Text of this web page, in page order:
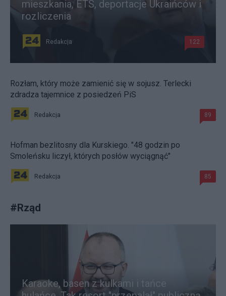
mieszkania, ETS, deportacje Ukraińców i
rozliczenia
Redakcja 122
Rozłam, który może zamienić się w sojusz. Terlecki
zdradza tajemnice z posiedzeń PiS
Redakcja 89
Hofman bezlitosny dla Kurskiego. "48 godzin po
Smoleńsku liczył, których posłów wyciągnąć"
Redakcja 85
#Rząd
Karaoke, basen z kulkami i tańce